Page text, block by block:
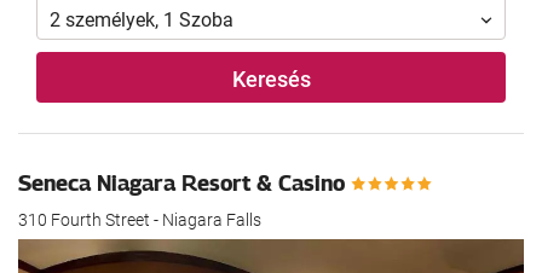
2 személyek, 1 Szoba
Keresés
Seneca Niagara Resort & Casino
310 Fourth Street - Niagara Falls